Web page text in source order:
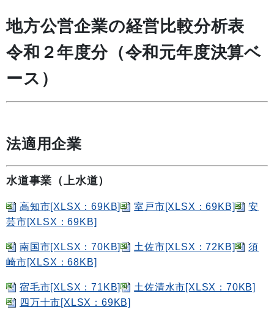
地方公営企業の経営比較分析表
令和２年度分（令和元年度決算ベ
ース）
法適用企業
水道事業（上水道）
高知市[XLSX：69KB] 室戸市[XLSX：69KB]
安
芸市[XLSX：69KB]
南国市[XLSX：70KB] 土佐市[XLSX：72KB]
須
崎市[XLSX：68KB]
宿毛市[XLSX：71KB]
土佐清水市[XLSX：70KB]
四万十市[XLSX：69KB]